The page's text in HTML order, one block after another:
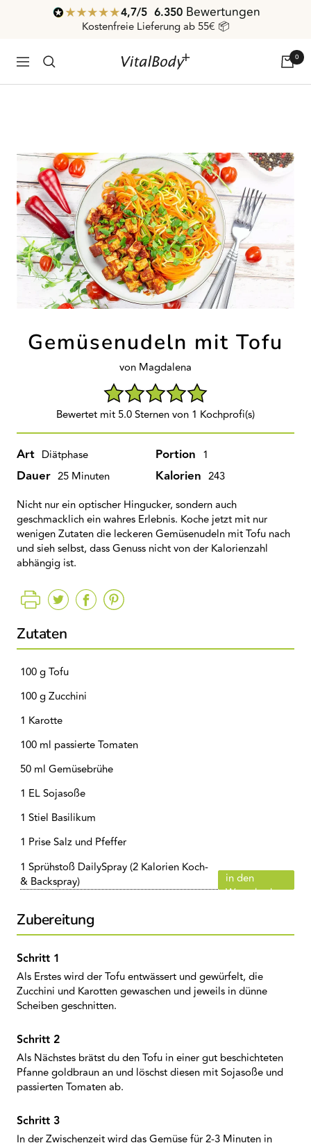
4,7/ 5 6.350 Bewertungen
Kostenfreie Lieferung ab 55€ 📦
Navigation VitalBodyPLUS.de 0
Gemüsenudeln mit Tofu
von Magdalena
Bewertet mit 5.0 Sternen von 1 Kochprofi(s)
Art Diätphase Portion 1
Dauer 25 Minuten Kalorien 243
Nicht nur ein optischer Hingucker, sondern auch
geschmacklich ein wahres Erlebnis. Koche jetzt mit nur
wenigen Zutaten die leckeren Gemüsenudeln mit Tofu nach
und sieh selbst, dass Genuss nicht von der Kalorienzahl
abhängig ist.
Zutaten
100 g Tofu
100 g Zucchini
1 Karotte
100 ml passierte Tomaten
50 ml Gemüsebrühe
1 EL Sojasoße
1 Stiel Basilikum
1 Prise Salz und Pfeffer
1 Sprühstoß DailySpray (2 Kalorien Koch-
& Backspray)
in den
Warenkorb
Zubereitung
Als Erstes wird der Tofu entwässert und gewürfelt, die
Zucchini und Karotten gewaschen und jeweils in dünne
Scheiben geschnitten.
Als Nächstes brätst du den Tofu in einer gut beschichteten
Pfanne goldbraun an und löschst diesen mit Sojasoße und
passierten Tomaten ab.
In der Zwischenzeit wird das Gemüse für 2-3 Minuten in